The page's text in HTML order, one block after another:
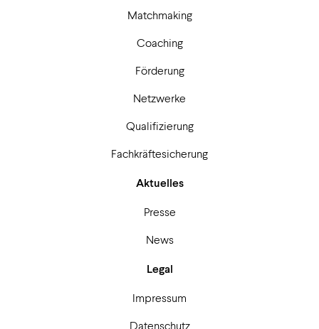
Matchmaking
Coaching
Förderung
Netzwerke
Qualifizierung
Fachkräftesicherung
Aktuelles
Presse
News
Legal
Impressum
Datenschutz